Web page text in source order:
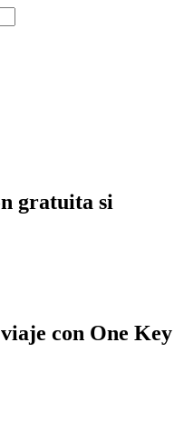
gratuita si
con One Key